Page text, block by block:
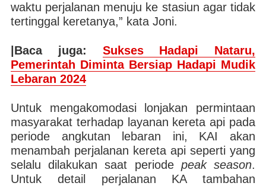
waktu perjalanan menuju ke stasiun agar tidak
tertinggal keretanya,” kata Joni.
|Baca juga: Sukses Hadapi Nataru,
Pemerintah Diminta Bersiap Hadapi Mudik
Lebaran 2024
Untuk mengakomodasi lonjakan permintaan
masyarakat terhadap layanan kereta api pada
periode angkutan lebaran ini, KAI akan
menambah perjalanan kereta api seperti yang
selalu dilakukan saat periode peak season.
Untuk detail perjalanan KA tambahan